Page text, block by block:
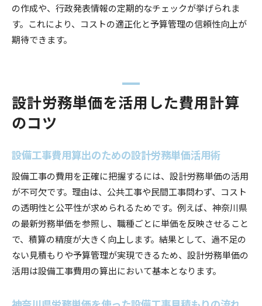
の作成や、行政発表情報の定期的なチェックが挙げられま
す。これにより、コストの適正化と予算管理の信頼性向上が
期待できます。
設計労務単価を活用した費用計算
のコツ
設備工事費用算出のための設計労務単価活用術
設備工事の費用を正確に把握するには、設計労務単価の活用
が不可欠です。理由は、公共工事や民間工事問わず、コスト
の透明性と公平性が求められるためです。例えば、神奈川県
の最新労務単価を参照し、職種ごとに単価を反映させること
で、積算の精度が大きく向上します。結果として、過不足の
ない見積もりや予算管理が実現できるため、設計労務単価の
活用は設備工事費用の算出において基本となります。